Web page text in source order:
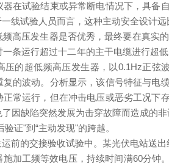
在试验结束或异常断电情况下，具
线试验人员而言，这种主动安全设计远
高压发生器是否优秀，最终要在真实
条运行超过十二年的主干电缆进行超
压的超低频高压发生器，以0.1Hz正
的波动。分析显示，该信号特征与电
常运行，但在冲击电压或恶劣工况下
因缺陷突然发展为击穿故障而造成的
证"到“主动发现"的跨越。
前的交接验收试验中。某光伏电站送
加工频等效电压，持续时间满60分